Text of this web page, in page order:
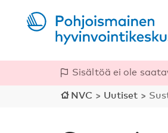
Sisältöä ei ole
NVC > Uutiset >